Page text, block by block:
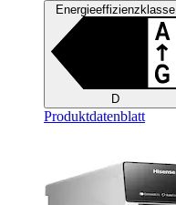
Energieeffizienzklasse
D
Produktdatenblatt